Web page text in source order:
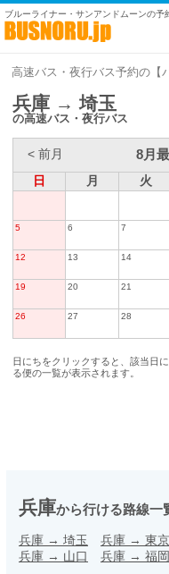
ブルーライナー・サンアンドムーンの予
高速バス・夜行バス予約の【
兵庫 → 埼玉
の高速バス・夜行バス
< 前月 8月
日
月 火
5 6 7
12 13 14
19 20 21
26 27 28
日にちをクリックすると、該当日
る便の一覧が表示されます。
兵庫から行ける路線一
兵庫 → 埼玉 兵庫 → 東京
兵庫 → 山口 兵庫 → 福岡